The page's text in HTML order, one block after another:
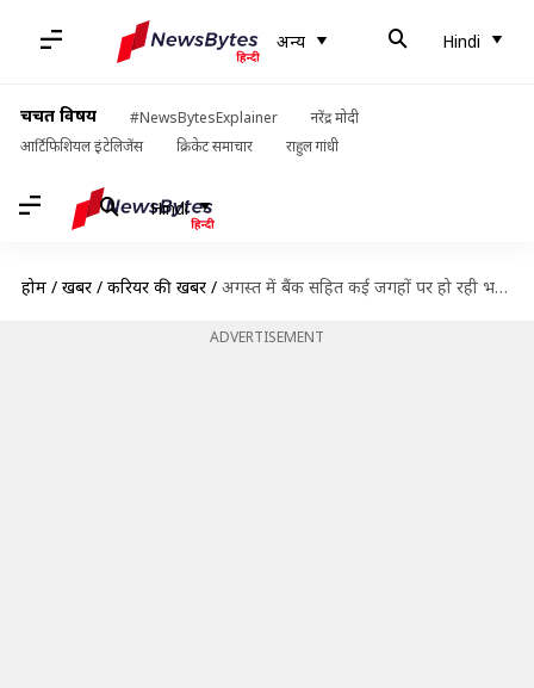
अन्य Hindi
चर्चित विषय #NewsBytesExplainer
नरेंद्र मोदी
आर्टिफिशियल इंटेलिजेंस
क्रिकेट समाचार राहुल गांधी
Hindi
होम / खबरें / करियर की खबरें / अगस्त में बैंक सहित कई जगहों पर हो रही भर्तियां, जल्द करें आवेदन
ADVERTISEMENT